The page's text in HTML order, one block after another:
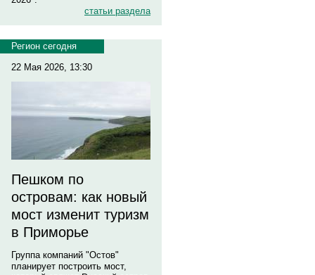
статьи раздела
Регион сегодня
22 Мая 2026, 13:30
Пешком по
островам: как новый
мост изменит туризм
в Приморье
Группа компаний "Остов"
планирует построить мост,